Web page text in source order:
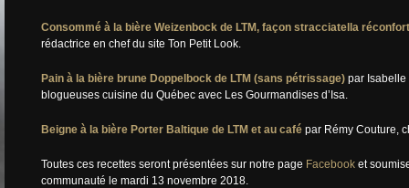
Consommé à la bière Weizenbock de LTM, façon stracciatella
rédactrice en chef du site Ton Petit Look.
Pain à la bière brune Doppelbock de LTM (sans pétrissage) par Isabelle
blogueuses cuisine du Québec avec Les Gourmandises d’Isa.
Beigne à la bière Porter Baltique de LTM et au café par Rémy Couture,
Toutes ces recettes seront présentées sur notre page Facebook et
communauté le mardi 13 novembre 2018.